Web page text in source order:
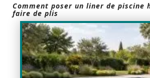
Comment poser un liner de piscine
faire de plis